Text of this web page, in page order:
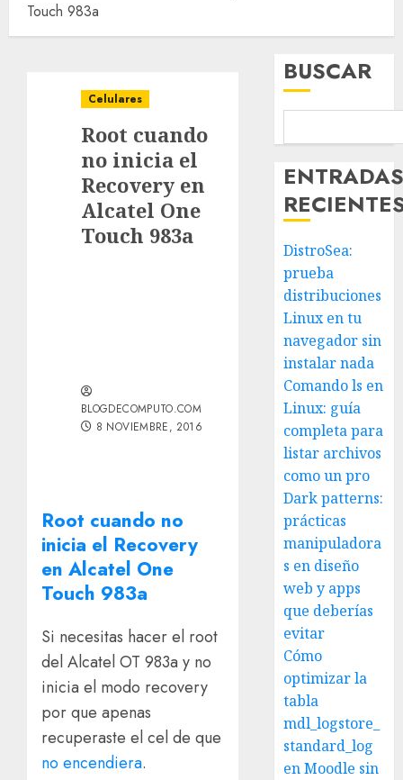
Touch 983a
Celulares
Root cuando
no inicia el
Recovery en
Alcatel One
Touch 983a
BLOGDECOMPUTO.COM
8 NOVIEMBRE, 2016
Root cuando no
inicia el Recovery
en Alcatel One
Touch 983a
Si necesitas hacer el root
del Alcatel OT 983a y no
inicia el modo recovery
por que apenas
recuperaste el cel de que
no encendiera.
BUSCAR
DistroSea:
prueba
distribuciones
Linux en tu
navegador sin
instalar nada
Comando ls en
Linux: guía
completa para
listar archivos
como un pro
Dark patterns:
prácticas
manipuladora
s en diseño
web y apps
que deberías
evitar
Cómo
optimizar la
tabla
mdl_logstore_
standard_log
en Moodle sin